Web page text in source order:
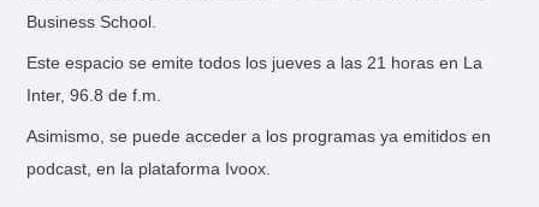
Business School.
Este espacio se emite todos los jueves a las 21 horas en La
Inter, 96.8 de f.m.
Asimismo, se puede acceder a los programas ya emitidos en
podcast, en la plataforma Ivoox.